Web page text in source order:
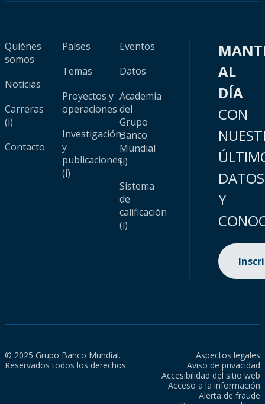
Quiénes
somos
Noticias
Carreras
(i)
Contacto
Países
Temas
Proyectos y
operaciones
Investigación
y
publicaciones
(i)
Eventos
Datos
Academia
del
Grupo
Banco
Mundial
(i)
Sistema
de
calificación
(i)
AL
DÍA
CON
DATOS
Y
© 2025 Grupo Banco Mundial.
Reservados todos los derechos.
Aspectos legales
Aviso de privacidad
Accesibilidad del sitio web
Acceso a la información
Alerta de fraude